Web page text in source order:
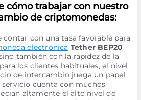
cómo trabajar con nuestro
de criptomonedas:
con una tasa favorable para
electrónica Tether BEP20
también con la rapidez de la
los clientes habituales, el nivel
de intercambio juega un papel
cuenta con muchos
altamente el alto nivel de